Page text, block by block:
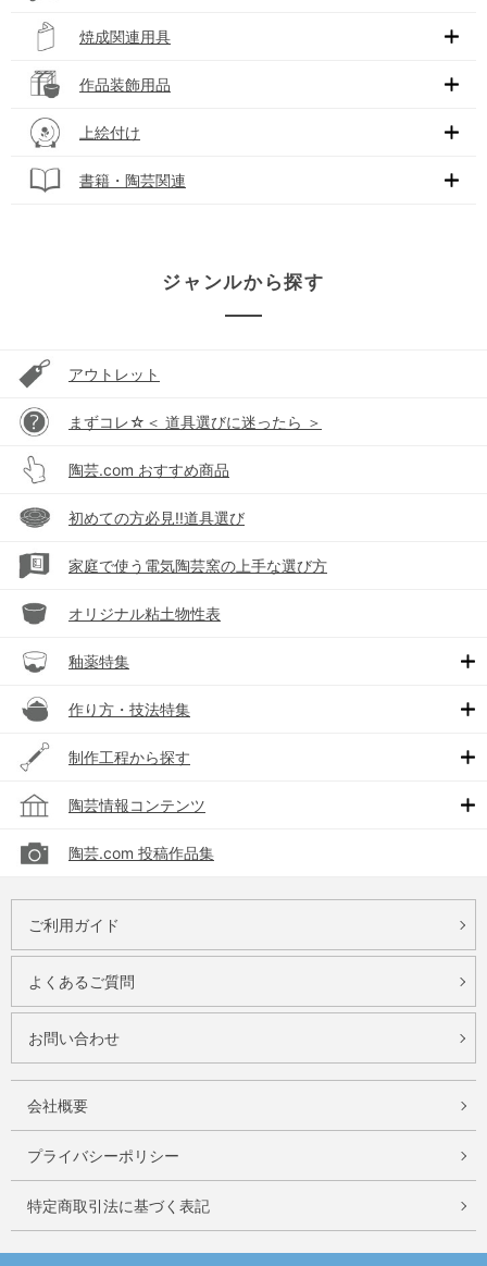
焼成関連用具
作品装飾用品
上絵付け
書籍・陶芸関連
ジャンルから探す
アウトレット
まずコレ☆＜ 道具選びに迷ったら ＞
陶芸.com おすすめ商品
初めての方必見!!道具選び
家庭で使う電気陶芸窯の上手な選び方
オリジナル粘土物性表
釉薬特集
作り方・技法特集
制作工程から探す
陶芸情報コンテンツ
陶芸.com 投稿作品集
ご利用ガイド
よくあるご質問
お問い合わせ
会社概要
プライバシーポリシー
特定商取引法に基づく表記